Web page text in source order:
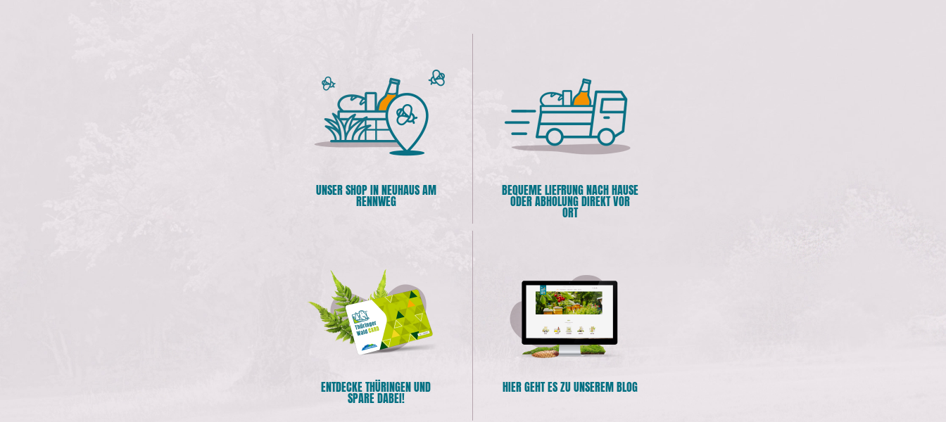
UNSER SHOP IN NEUHAUS AM
RENNWEG
BEQUEME LIEFRUNG NACH HAUSE
ODER ABHOLUNG DIREKT VOR
ORT
ENTDECKE THÜRINGEN UND
SPARE DABEI!
HIER GEHT ES ZU UNSEREM BLOG